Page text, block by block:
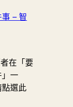
– 智
在「要
一
選此